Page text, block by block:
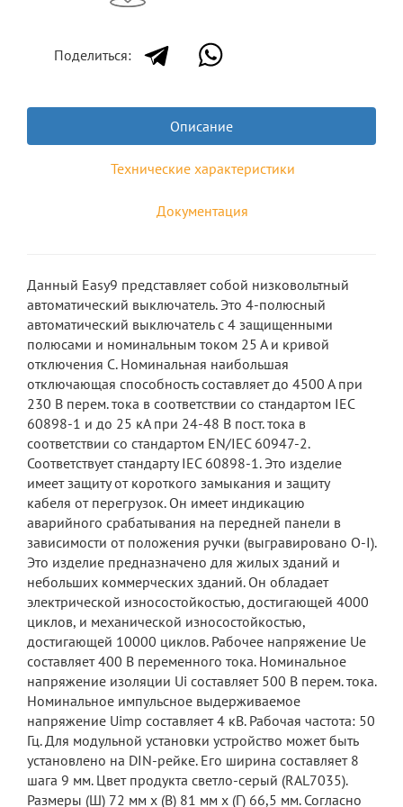
Поделиться:
Описание
Технические характеристики
Документация
Данный Easy9 представляет собой низковольтный
автоматический выключатель. Это 4-полюсный
автоматический выключатель с 4 защищенными
полюсами и номинальным током 25 А и кривой
отключения C. Номинальная наибольшая
отключающая способность составляет до 4500 А при
230 В перем. тока в соответствии со стандартом IEC
60898-1 и до 25 кА при 24-48 В пост. тока в
соответствии со стандартом EN/IEC 60947-2.
Соответствует стандарту IEC 60898-1. Это изделие
имеет защиту от короткого замыкания и защиту
кабеля от перегрузок. Он имеет индикацию
аварийного срабатывания на передней панели в
зависимости от положения ручки (выгравировано O-I).
Это изделие предназначено для жилых зданий и
небольших коммерческих зданий. Он обладает
электрической износостойкостью, достигающей 4000
циклов, и механической износостойкостью,
достигающей 10000 циклов. Рабочее напряжение Ue
составляет 400 В переменного тока. Номинальное
напряжение изоляции Ui составляет 500 В перем. тока.
Номинальное импульсное выдерживаемое
напряжение Uimp составляет 4 кВ. Рабочая частота: 50
Гц. Для модульной установки устройство может быть
установлено на DIN-рейке. Его ширина составляет 8
шага 9 мм. Цвет продукта светло-серый (RAL7035).
Размеры (Ш) 72 мм x (В) 81 мм x (Г) 66,5 мм. Согласно